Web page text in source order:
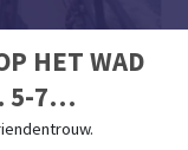
HET WAD
5-7